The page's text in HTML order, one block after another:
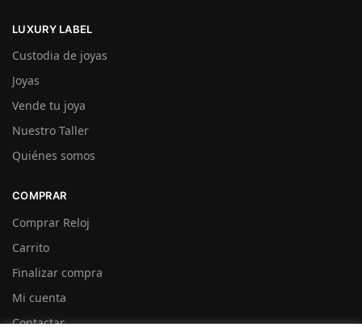
LUXURY LABEL
Custodia de joyas
Joyas
Vende tu joya
Nuestro Taller
Quiénes somos
COMPRAR
Comprar Reloj
Carrito
Finalizar compra
Mi cuenta
Contactar